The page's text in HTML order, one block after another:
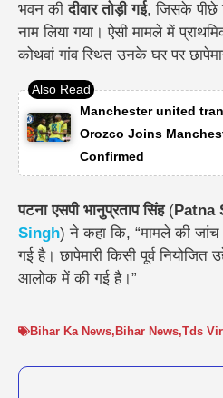
भवन कीदीवार तोड़ी गई, जिसके पीछे
नाम लिया गया। ऐसी मामले में
कोथवां गांव स्थित उनके घर पर
Manchester united
Orozco Joins
Confirmed
पटना एसपी भानुप्रताप सिंह(Patna
Singh) ने कहा कि, “मामले की जांच
गई है। छापेमारी किसी पूर्व
आलोक में की गई है।”
Bihar Ka News, Bihar News,Tds